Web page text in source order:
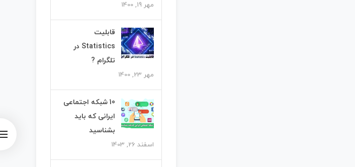
مهر 19, 1400
قابلیت
Statistics در
تلگرام ?
مهر 23, 1400
10 شبکه اجتماعی
ایرانی که باید
بشناسید
اسفند 26, 1403